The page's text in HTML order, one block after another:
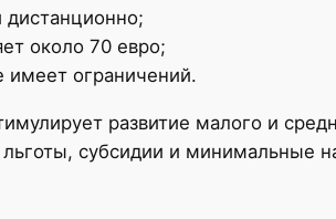
около 70 евро;
имеет ограничений.
развитие малого и
субсидии и минимальные